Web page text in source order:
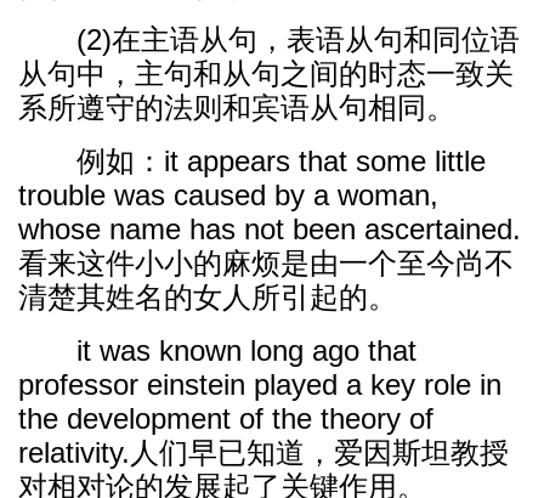
(2)在主语从句，表语从句和同位语
从句中，主句和从句之间的时态一致关
系所遵守的法则和宾语从句相同。
例如：it appears that some little
trouble was caused by a woman,
whose name has not been ascertained.
看来这件小小的麻烦是由一个至今尚不
清楚其姓名的女人所引起的。
it was known long ago that
professor einstein played a key role in
the development of the theory of
relativity.人们早已知道，爱因斯坦教授
对相对论的发展起了关键作用。